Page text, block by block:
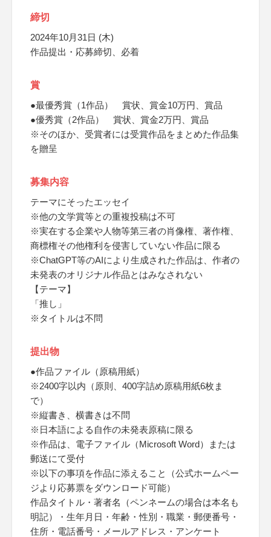
締切
2024年10月31日 (木)
作品提出・応募締切、必着
賞
●最優秀賞（1作品） 賞状、賞金10万円、賞品
●優秀賞（2作品） 賞状、賞金2万円、賞品
※そのほか、受賞者には受賞作品をまとめた作品集
を贈呈
募集内容
テーマにそったエッセイ
※他の文学賞等との重複投稿は不可
※実在する企業や人物等第三者の肖像権、著作権、
商標権その他権利を侵害していない作品に限る
※ChatGPT等のAIにより生成された作品は、作者の
未発表のオリジナル作品とはみなされない
【テーマ】
「推し」
※タイトルは不問
提出物
●作品ファイル（原稿用紙）
※2400字以内（原則、400字詰め原稿用紙6枚ま
で）
※縦書き、横書きは不問
※日本語による自作の未発表原稿に限る
※作品は、電子ファイル（Microsoft Word）または
郵送にて受付
※以下の事項を作品に添えること（公式ホームペー
ジより応募票をダウンロード可能）
作品タイトル・著者名（ペンネームの場合は本名も
明記）・生年月日・年齢・性別・職業・郵便番号・
住所・電話番号・メールアドレス・アンケート